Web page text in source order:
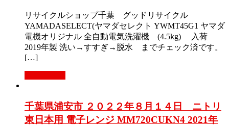
リサイクルショップ千葉 グッドリサイクル
YAMADASELECT(ヤマダセレクト YWMT45G1 ヤマダ
電機オリジナル 全自動電気洗濯機 (4.5kg) 入荷
2019年製 洗い→すすぎ→脱水 までチェック済です。
[…]
千葉県浦安市 ２０２２年８月１４日 ニトリ
東日本用 電子レンジ MM720CUKN4 2021年